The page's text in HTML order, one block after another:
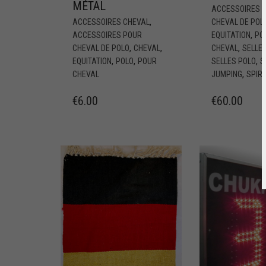
MÉTAL
ACCESSOIRES CHEVAL ,
ACCESSOIRES POUR
CHEVAL DE POLO, CHEVAL ,
EQUITATION, POLO, POUR
CHEVAL
€6.00
ACCESSOIRES
CHEVAL DE POLO
EQUITATION,
CHEVAL , SELLE
SELLES POLO,
JUMPING,
€60.00